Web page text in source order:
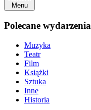
Menu
Polecane wydarzenia
Muzyka
Teatr
Film
Książki
Sztuka
Inne
Historia